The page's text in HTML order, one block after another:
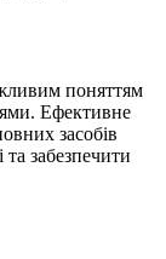
поняттям
Ефективне
засобів
та забезпечити